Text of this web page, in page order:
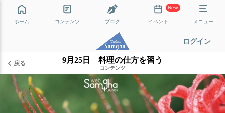
ホーム コンテンツ ブログ
New
イベント メニュー
ログイン
戻る 9月25日 料理の仕方を習う
コンテンツ